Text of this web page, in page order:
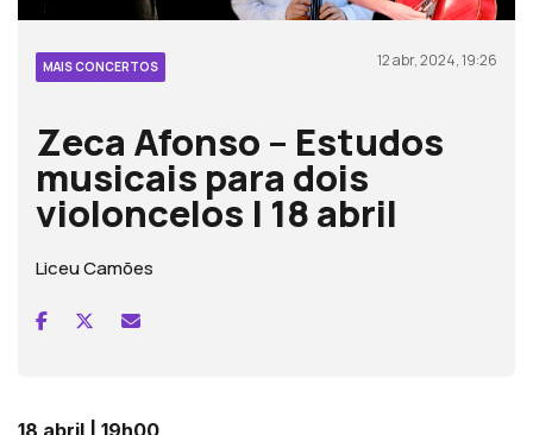
MAIS CONCERTOS 12 abr, 2024, 19:26
Zeca Afonso – Estudos
musicais para dois
violoncelos | 18 abril
Liceu Camões
18 abril | 19h00